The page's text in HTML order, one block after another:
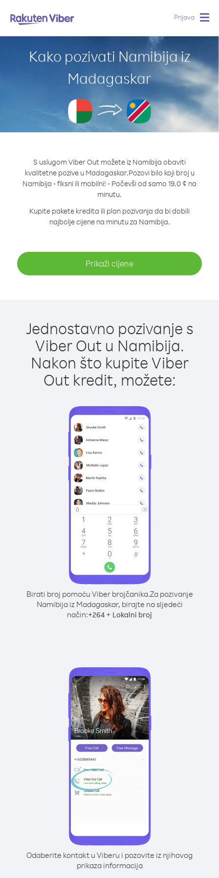
Prijava
Kako pozivati Namibija iz
Madagaskar
S uslugom Viber Out možete iz Namibija obaviti
kvalitetne pozive u Madagaskar.Pozovi bilo koji broj u
Namibija - fiksni ili mobilni! - Počevši od samo 19.0 ¢ na
minutu.
Kupite pakete kredita ili plan pozivanja da bi dobili
najbolje cijene na minutu za Namibija.
Prikaži cijene
Jednostavno pozivanje s
Viber Out u Namibija.
Nakon što kupite Viber
Out kredit, možete:
Birati broj pomoću Viber brojčanika.Za pozivanje
Namibija iz Madagaskar, birajte na sljedeći
način:+264 + Lokalni broj
Odaberite kontakt u Viberu i pozovite iz njihovog
prikaza informacija